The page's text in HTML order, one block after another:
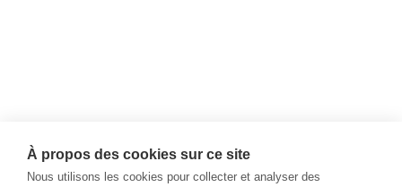
À propos des cookies sur ce site
Nous utilisons les cookies pour collecter et analyser des